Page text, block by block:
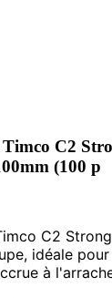
Timco C2
(100 p
C2
idéale
à